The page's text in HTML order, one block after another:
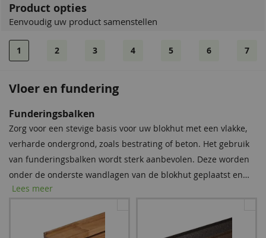
Product opties
Eenvoudig uw product samenstellen
1 2 3 4 5 6 7
Vloer en fundering
Tegen meerprijs kunt u bij dit product dakshingles bestellen.
Deze bitumen dakbedekking is uitermate geschikt voor het
waterdicht afwerken van uw (hellende) dak, om zo de
levensduur van uw tuinverblijf te verlengen.
Onze spijkerset bevat zowel spijkers als asfaltnagels voor het
monteren van dakplanken en dakbedekking. Voor modellen
groter dan 5 × 5 m raden we aan twee sets aan te schaffen
voor optimale stabiliteit.
Funderingsbalken
Zorg voor een stevige basis voor uw blokhut met een vlakke,
verharde ondergrond, zoals bestrating of beton. Het gebruik
van funderingsbalken wordt sterk aanbevolen. Deze worden
onder de onderste wandlagen van de blokhut geplaatst en
bieden essentiële bescherming tegen regenwater, vocht en
levensduur van uw blokhut aanzienlijk.
Lees meer